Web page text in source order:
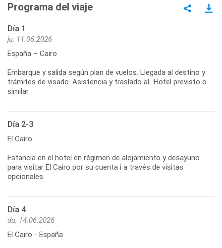
Programa del viaje
Día 1
ju, 11.06.2026
España – Cairo
Embarque y salida según plan de vuelos. Llegada al destino y
trámites de visado. Asistencia y traslado aL Hotel previsto o
similar.
Día 2-3
El Cairo
Estancia en el hotel en régimen de alojamiento y desayuno
para visitar El Cairo por su cuenta i a través de visitas
opcionales.
Día 4
do, 14.06.2026
El Cairo - España